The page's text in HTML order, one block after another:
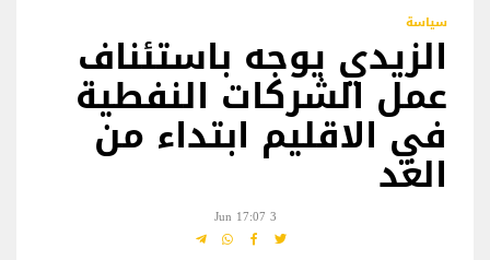
سياسة
الزيدي يوجه باستئناف
عمل الشركات النفطية
في الاقليم ابتداء من
الغد
3 Jun 17:07